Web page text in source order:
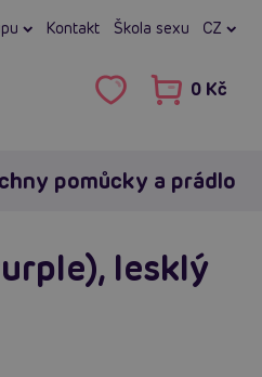
Kontakt Škola sexu CZ
0 Kč
pomůcky a prádlo
lesklý